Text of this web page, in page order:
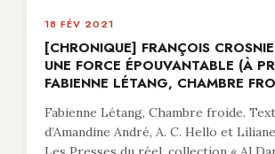
18 FÉV 2021
[CHRONIQUE] FRANÇOIS
UNE FORCE ÉPOUVANTABLE (À
FABIENNE LÉTANG, CHAMBRE
Fabienne Létang, Chambre froide.
d’Amandine André, A. C. Hello et